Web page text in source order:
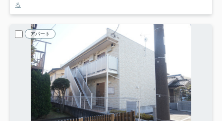
る
アパート